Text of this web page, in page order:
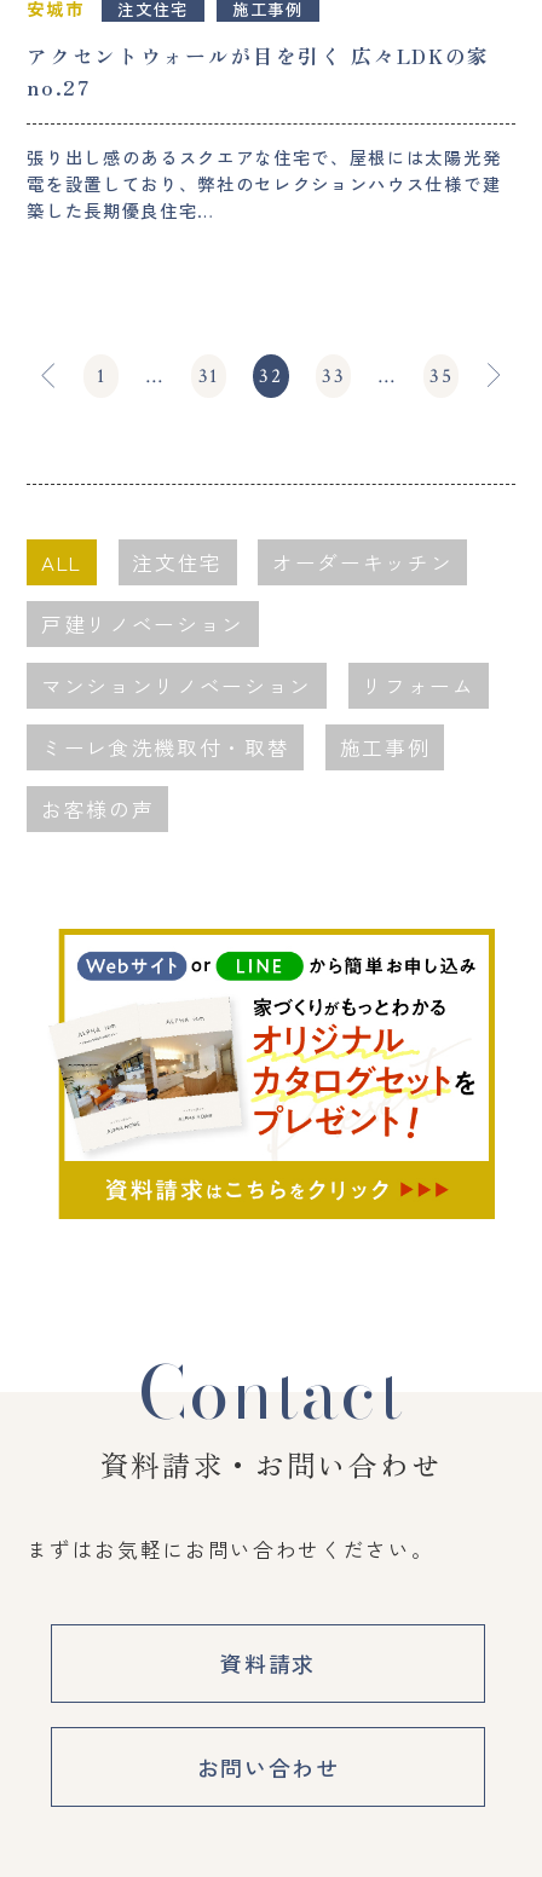
安城市 注文住宅 施工事例
アクセントウォールが目を引く 広々LDKの家
no.27
張り出し感のあるスクエアな住宅で、屋根には太陽光発
電を設置しており、弊社のセレクションハウス仕様で建
築した長期優良住宅…
1 … 31 32 33 … 35
ALL 注文住宅 オーダーキッチン
戸建リノベーション
マンションリノベーション リフォーム
ミーレ食洗機取付・取替 施工事例
お客様の声
Contact
資料請求・お問い合わせ
まずはお気軽にお問い合わせください。
資料請求
お問い合わせ